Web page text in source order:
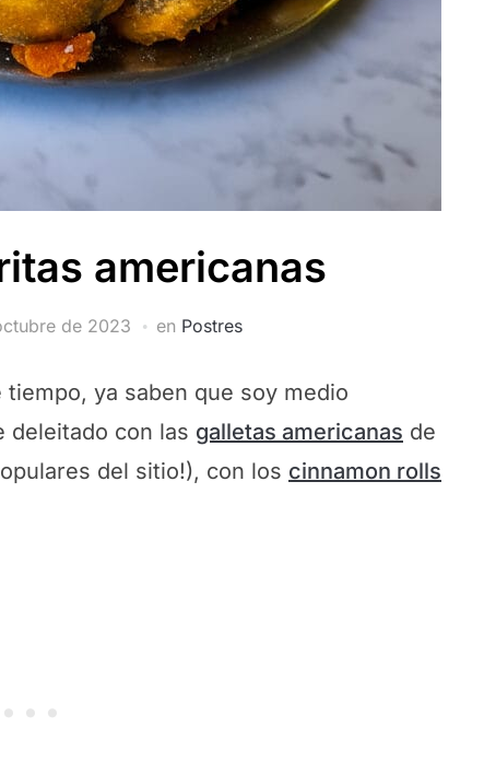
americanas
de 2023 en Postres
ya saben que soy medio
deleitado con las galletas americanas de
del sitio!), con los cinnamon rolls